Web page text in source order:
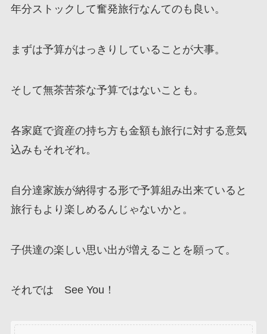
年分ストックして奮発旅行なんてのも良い。
まずは予算がはっきりしていることが大事。
そして無茶苦茶な予算ではないことも。
各家庭で資産の持ち方も金額も旅行に対する意気
込みもそれぞれ。
自分達家族が納得する形で予算組み出来ていると
旅行もより楽しめるんじゃないかと。
子供達の楽しい思い出が増えることを願って。
それでは See You！